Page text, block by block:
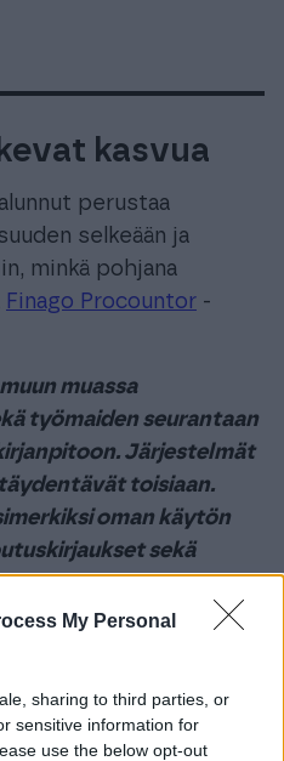
My Personal
sharing to third parties, or
sensitive information for
use the below opt-out
kasvua
perustaa
selkeään ja
minkä pohjana
Finago Procountor -
muassa
työmaiden seurantaan
Järjestelmät
toisiaan.
oman käytön
sekä
käsittelyt, jotka
Edellisen
laadimme
Ohjelman
kirjausympäristö